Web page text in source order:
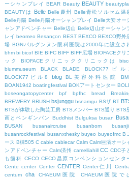
ーシャンプレイ
BEAR Beauty BEAUTY
BEAUTYは
Belle Belle慶州
Belle青松ソルセム温
Belle丹陽 Belle丹陽オーシャンプレイ Belle天安オー
ャンアドベンチャー Belle辺山 Belle辺山オーシャン
レイ beomeo Besançon BEST BEXCO BEXCO野外
場 BGNパルグンヌン眼科医院は2000年に設立さ
bhm bi bicof BIE BIFC BIFF BIFF広場 BIOFACEクリ
ック
BIOFACEクリニッククリニックは
biummuseum
BLACK BLADE
BLOCK77ビル
BLOCK77ビル8
blog BL美容外科医院
BOAN1942 boatingfestival BOKアートセンター
boseongatopycenter
bpf bpfhc bread
BREWERY BRUSH bsjunggu bsnamgu BSザ BT
BTSが体験した陶芸工房 BTSメンバー BTS通り BTS
画とペンギンパン
Buddhist Bulguksa busan
BUSAN busanaircruise busanbom
busanrockfestival busanxthesky buyeo buyeofmc B
ース B棟505 C cable cablecar Calm Calm巨済オーシ
ンアドベンチャー Calm済州 camelliahill CC CDC子
も歯科 CECO CECO昌原コンベンションセンタ
Cente center Center CENTER Center仁川
centum
cha CHAEUM医院
CHAEUM医院で